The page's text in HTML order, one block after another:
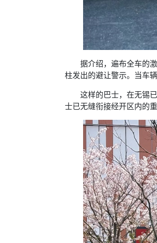
据介绍，遍布全车的激
柱发出的避让警示。当车
这样的巴士，在无锡已
士已无缝衔接经开区内的